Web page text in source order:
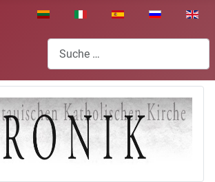
Sprache auswählen
Suchen